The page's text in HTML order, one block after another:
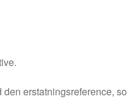
erstatningsreference,